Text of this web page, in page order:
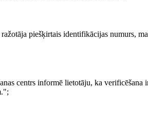
piešķirtais identifikācijas numurs,
centrs informē lietotāju, ka verificēšana